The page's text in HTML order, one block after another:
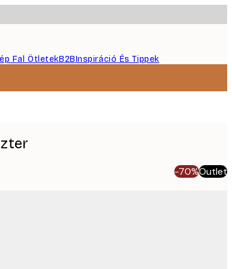
Fal ÖtletekB2BInspiráció És Tippek
-70%Outlet